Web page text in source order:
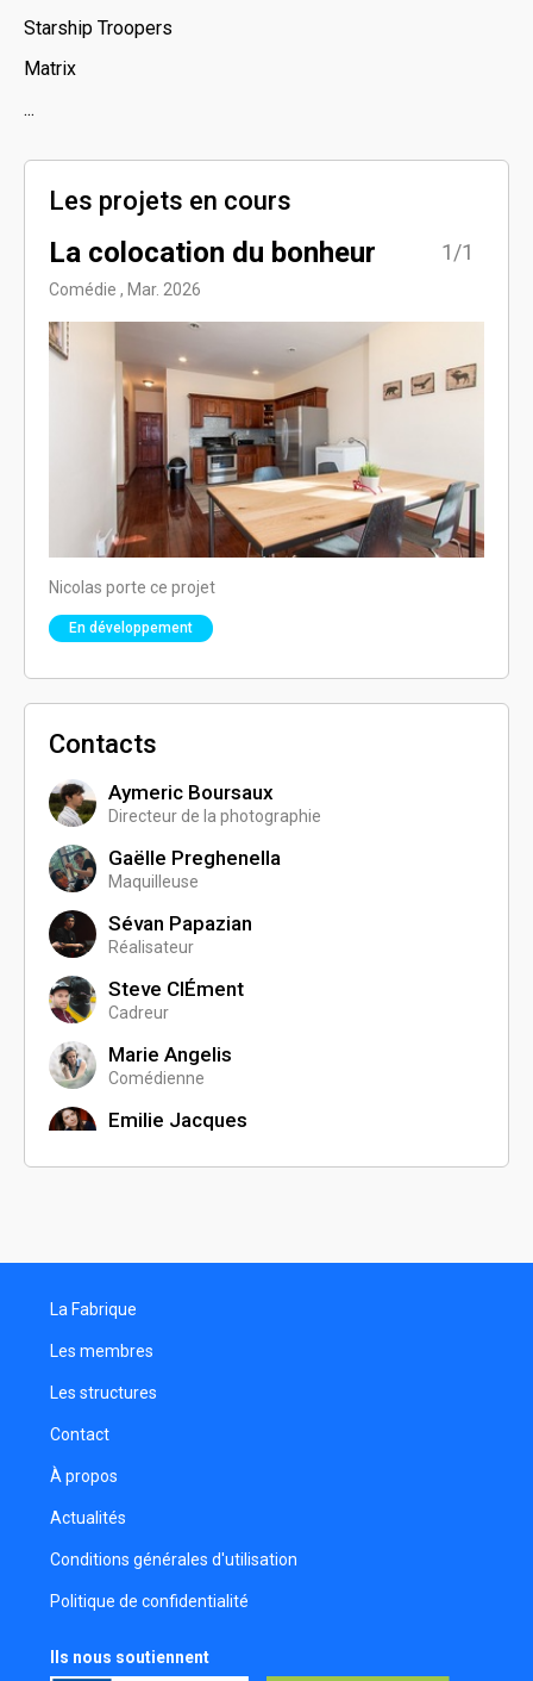
Starship Troopers
Matrix
...
Les projets en cours
La colocation du bonheur
Comédie , Mar. 2026
1/1
Nicolas porte ce projet
En développement
Contacts
Aymeric Boursaux
Directeur de la photographie
Gaëlle Preghenella
Maquilleuse
Sévan Papazian
Réalisateur
Steve ClÉment
Cadreur
Marie Angelis
Comédienne
Emilie Jacques
La Fabrique
Les membres
Les structures
Contact
À propos
Actualités
Conditions générales d'utilisation
Politique de confidentialité
Ils nous soutiennent